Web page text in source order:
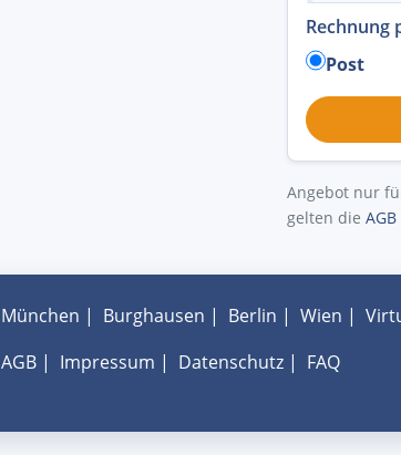
Rechnung
Post
Angebot nur
gelten die AGB
München | Burghausen | Berlin | Wien |
AGB| Impressum | Datenschutz| FAQ